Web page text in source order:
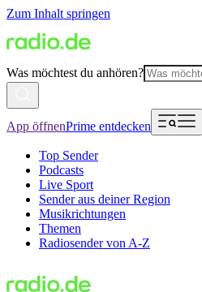
Zum Inhalt springen
Was möchtest du anhören?
App öffnenPrime entdecken
Top Sender
Podcasts
Live Sport
Sender aus deiner Region
Musikrichtungen
Themen
Radiosender von A-Z